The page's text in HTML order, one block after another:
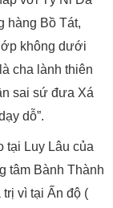
hàng Bồ Tát,
không dưới
cha lành thiên
sai sứ đưa Xá
dỗ”.
tại Luy Lâu của
tâm Bành Thành
vì tại Ấn độ (